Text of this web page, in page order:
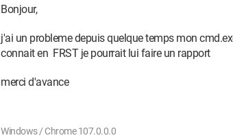
Bonjour,
j'ai un probleme depuis quelque temps mon
connait en FRST je pourrait lui faire un rapport
merci d'avance
Windows / Chrome 107.0.0.0